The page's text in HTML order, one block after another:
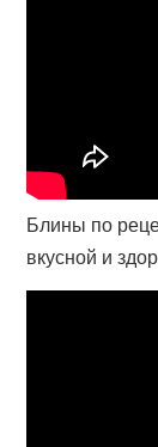
Блины по
вкусной и